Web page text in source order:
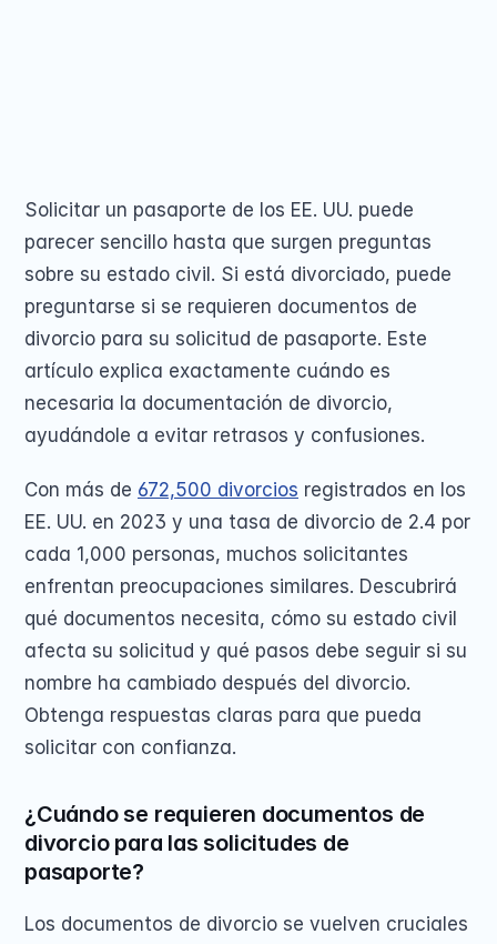
COMMUNITY
Join
Events
Solicitar un pasaporte de los EE. UU. puede
parecer sencillo hasta que surgen preguntas
sobre su estado civil. Si está divorciado, puede
preguntarse si se requieren documentos de
divorcio para su solicitud de pasaporte. Este
artículo explica exactamente cuándo es
necesaria la documentación de divorcio,
ayudándole a evitar retrasos y confusiones.
Con más de 672,500 divorcios registrados en los
EE. UU. en 2023 y una tasa de divorcio de 2.4 por
cada 1,000 personas, muchos solicitantes
enfrentan preocupaciones similares. Descubrirá
qué documentos necesita, cómo su estado civil
afecta su solicitud y qué pasos debe seguir si su
nombre ha cambiado después del divorcio.
Obtenga respuestas claras para que pueda
solicitar con confianza.
¿Cuándo se requieren documentos de
divorcio para las solicitudes de
pasaporte?
Los documentos de divorcio se vuelven cruciales